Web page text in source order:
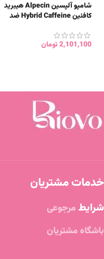
شامپو آلپسین Alpecin هیبرید
کافئین Hybrid Caffeine ضد
2,101,100تومان
خدمات مشتریان
شرایط مرجوعی
باشگاه مشتریان